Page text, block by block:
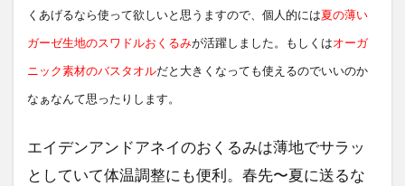
くあげるなら使って欲しいと思うますので、個人的には夏の薄い
ガーゼ生地のスワドルおくるみが活躍しました。もしくはオーガ
ニック素材のバスタオルだと大きくなっても使えるのでいいのか
なぁなんて思ったりします。
エイデンアンドアネイのおくるみは薄地でサラッ
としていて体温調整にも便利。春先〜夏に送るな